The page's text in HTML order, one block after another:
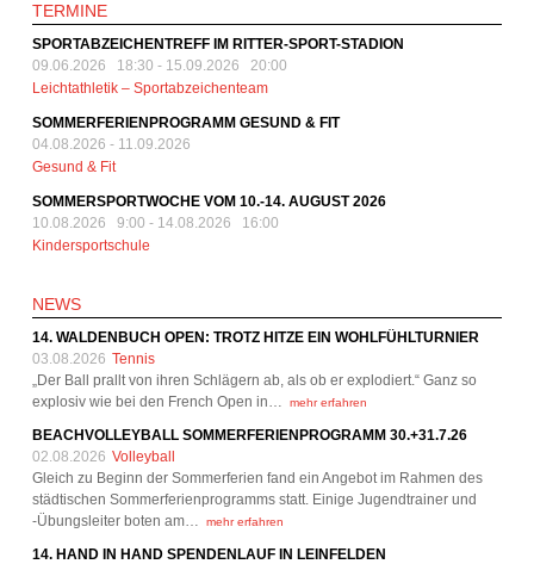
TERMINE
SPORTABZEICHENTREFF IM RITTER-SPORT-STADION
09.06.2026 18:30 - 15.09.2026 20:00
Leichtathletik – Sportabzeichenteam
SOMMERFERIENPROGRAMM GESUND & FIT
04.08.2026 - 11.09.2026
Gesund & Fit
SOMMERSPORTWOCHE VOM 10.-14. AUGUST 2026
10.08.2026 9:00 - 14.08.2026 16:00
Kindersportschule
NEWS
14. WALDENBUCH OPEN: TROTZ HITZE EIN WOHLFÜHLTURNIER
03.08.2026 Tennis
„Der Ball prallt von ihren Schlägern ab, als ob er explodiert.“ Ganz so
explosiv wie bei den French Open in…
mehr erfahren
BEACHVOLLEYBALL SOMMERFERIENPROGRAMM 30.+31.7.26
02.08.2026 Volleyball
Gleich zu Beginn der Sommerferien fand ein Angebot im Rahmen des
städtischen Sommerferienprogramms statt. Einige Jugendtrainer und
-Übungsleiter boten am…
mehr erfahren
14. HAND IN HAND SPENDENLAUF IN LEINFELDEN